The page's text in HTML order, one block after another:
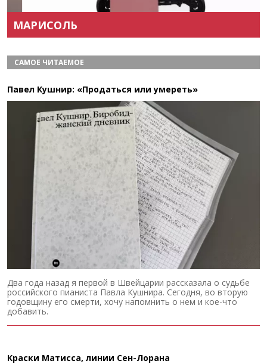
МАРИСОЛЬ
САМОЕ ЧИТАЕМОЕ
Павел Кушнир: «Продаться или умереть»
Два года назад я первой в Швейцарии рассказала о судьбе
российского пианиста Павла Кушнира. Сегодня, во вторую
годовщину его смерти, хочу напомнить о нем и кое-что
добавить.
Краски Матисса, линии Сен-Лорана